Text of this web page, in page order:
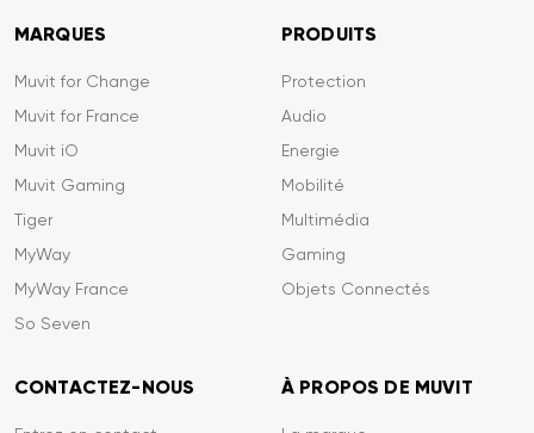
MARQUES
Muvit for Change
Muvit for France
Muvit iO
Muvit Gaming
Tiger
MyWay
MyWay France
So Seven
PRODUITS
Protection
Audio
Energie
Mobilité
Multimédia
Gaming
Objets Connectés
CONTACTEZ-NOUS À PROPOS DE MUVIT